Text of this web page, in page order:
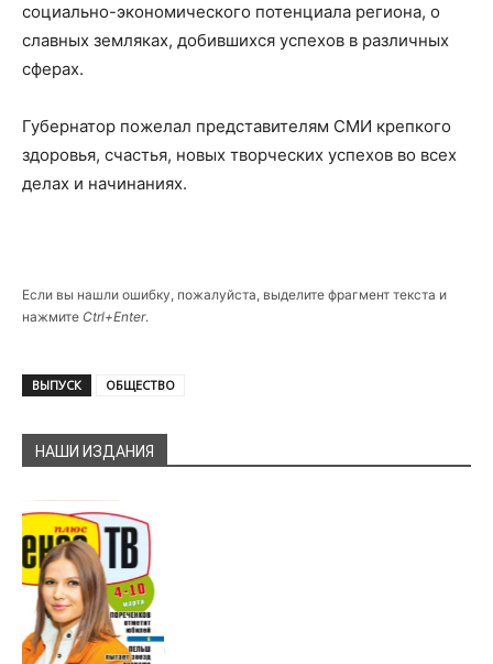
социально-экономического потенциала региона, о
славных земляках, добившихся успехов в различных
сферах.
Губернатор пожелал представителям СМИ крепкого
здоровья, счастья, новых творческих успехов во всех
делах и начинаниях.
Если вы нашли ошибку, пожалуйста, выделите фрагмент текста и
нажмите Ctrl+Enter.
ВЫПУСК ОБЩЕСТВО
НАШИ ИЗДАНИЯ